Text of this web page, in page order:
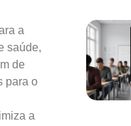
a
saúde,
de
para o
a